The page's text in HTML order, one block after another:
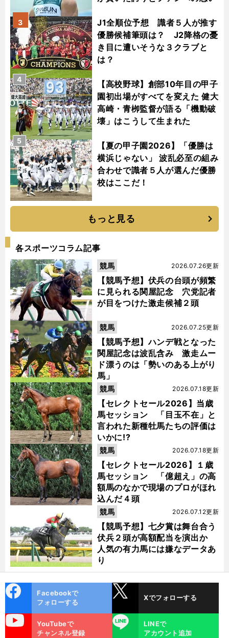
J1全順位予想 識者５人が推す
優勝候補筆頭は？ J2降格の憂
き目に遭いそうな３クラブと
は？
3
【高校野球】創部10年目の甲子
園初出場がすべてを変えた 健大
高崎・青栁監督が語る「機動破
壊」はこうして生まれた
4
【夏の甲子園2026】「優勝は
横浜じゃない」 波乱必至の組み
合わせで識者５人が選んだ優勝
校はここだ！
5
もっと見る
各スポーツコラム記事
【競馬予想】伏兵の台頭が頻繁
に見られる関屋記念 穴党記者
が目をつけた激走候補２頭
2026.07.26更新
競馬
【競馬予想】ハンデ戦となった
関屋記念は波乱含み 激走ムー
ド漂うのは「勢いのある上がり
馬」
2026.07.25更新
競馬
【セレクトセール2026】当歳
馬セッション 「目玉不在」と
言われた新種牡馬たちの評価は
いかに!?
2026.07.18更新
競馬
【セレクトセール2026】１歳
馬セッション 「億超え」の高
額馬のなかで現場のプロがほれ
込んだ４頭
2026.07.18更新
競馬
【競馬予想】七夕賞は舞台合う
伏兵２頭が高額配当を演出か
人気の有力馬には嫌なデータあ
り
2026.07.12更新
競馬
ok
Facebookで
フォローする
Xでフォローする
YouTubeで
チャンネル登録
LINE
LINEで
アカウント追加